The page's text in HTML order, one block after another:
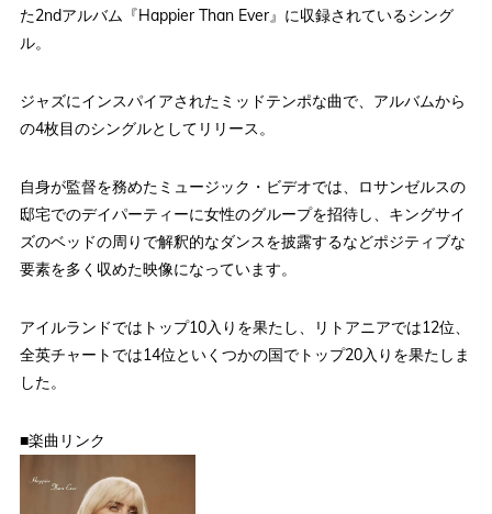
た2ndアルバム『Happier Than Ever』に収録されているシング
ル。
ジャズにインスパイアされたミッドテンポな曲で、アルバムから
の4枚目のシングルとしてリリース。
自身が監督を務めたミュージック・ビデオでは、ロサンゼルスの
邸宅でのデイパーティーに女性のグループを招待し、キングサイ
ズのベッドの周りで解釈的なダンスを披露するなどポジティブな
要素を多く収めた映像になっています。
アイルランドではトップ10入りを果たし、リトアニアでは12位、
全英チャートでは14位といくつかの国でトップ20入りを果たしま
した。
■楽曲リンク